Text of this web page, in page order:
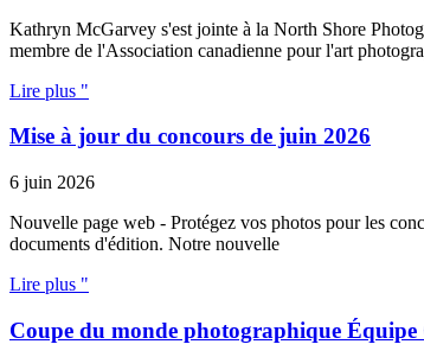
Kathryn McGarvey s'est jointe à la North Shore
membre de l'Association canadienne pour l'art
Lire plus "
Mise à jour du concours de juin 2026
6 juin 2026
Nouvelle page web - Protégez vos photos pour les
documents d'édition. Notre nouvelle
Lire plus "
Coupe du monde photographique Équipe